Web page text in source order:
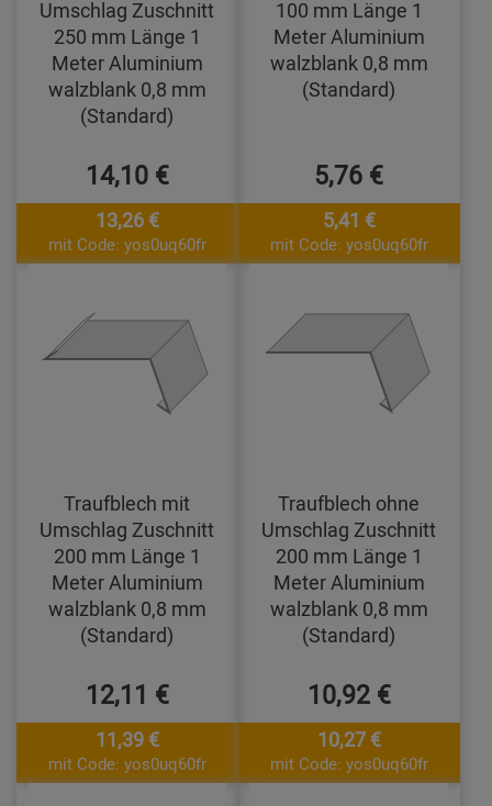
Umschlag Zuschnitt
250 mm Länge 1
Meter Aluminium
walzblank 0,8 mm
(Standard)
14,10 €
13,26 €
mit Code: yos0uq60fr
100 mm Länge 1
Meter Aluminium
walzblank 0,8 mm
(Standard)
5,76 €
5,41 €
mit Code: yos0uq60fr
Traufblech mit
Umschlag Zuschnitt
200 mm Länge 1
Meter Aluminium
walzblank 0,8 mm
(Standard)
12,11 €
11,39 €
mit Code: yos0uq60fr
Traufblech ohne
Umschlag Zuschnitt
200 mm Länge 1
Meter Aluminium
walzblank 0,8 mm
(Standard)
10,92 €
10,27 €
mit Code: yos0uq60fr